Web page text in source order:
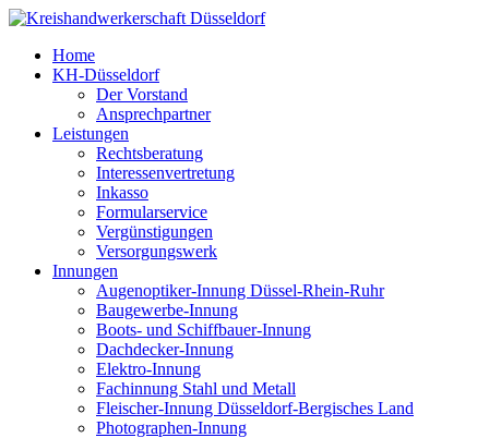
Home
KH-Düsseldorf
Der Vorstand
Ansprechpartner
Leistungen
Rechtsberatung
Interessenvertretung
Inkasso
Formularservice
Vergünstigungen
Versorgungswerk
Innungen
Augenoptiker-Innung Düssel-Rhein-Ruhr
Baugewerbe-Innung
Boots- und Schiffbauer-Innung
Dachdecker-Innung
Elektro-Innung
Fachinnung Stahl und Metall
Fleischer-Innung Düsseldorf-Bergisches Land
Photographen-Innung